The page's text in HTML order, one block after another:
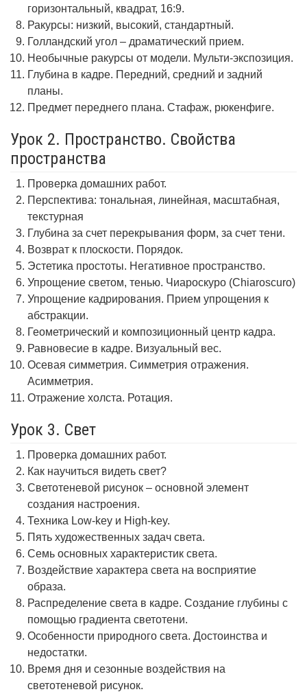
горизонтальный, квадрат, 16:9.
Ракурсы: низкий, высокий, стандартный.
Голландский угол – драматический прием.
Необычные ракурсы от модели. Мульти-экспозиция.
Глубина в кадре. Передний, средний и задний
планы.
Предмет переднего плана. Стафаж, рюкенфиге.
Урок 2. Пространство. Свойства
пространства
Проверка домашних работ.
Перспектива: тональная, линейная, масштабная,
текстурная
Глубина за счет перекрывания форм, за счет тени.
Возврат к плоскости. Порядок.
Эстетика простоты. Негативное пространство.
Упрощение светом, тенью. Чиароскуро (Chiaroscuro)
Упрощение кадрирования. Прием упрощения к
абстракции.
Геометрический и композиционный центр кадра.
Равновесие в кадре. Визуальный вес.
Осевая симметрия. Симметрия отражения.
Асимметрия.
Отражение холста. Ротация.
Урок 3. Свет
Проверка домашних работ.
Как научиться видеть свет?
Светотеневой рисунок – основной элемент
создания настроения.
Техника Low-key и High-key.
Пять художественных задач света.
Семь основных характеристик света.
Воздействие характера света на восприятие
образа.
Распределение света в кадре. Создание глубины с
помощью градиента светотени.
Особенности природного света. Достоинства и
недостатки.
Время дня и сезонные воздействия на
светотеневой рисунок.